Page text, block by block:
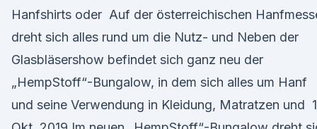
Hanfshirts oder Auf der österreichischen
dreht sich alles rund um die Nutz- und Neben der
Glasbläsershow befindet sich ganz neu der
„HempStoff“-Bungalow, in dem sich alles um Hanf
und seine Verwendung in Kleidung, Matratzen und